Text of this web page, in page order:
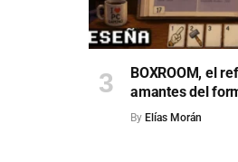
BOXROOM, el
amantes del
By Elías Morán